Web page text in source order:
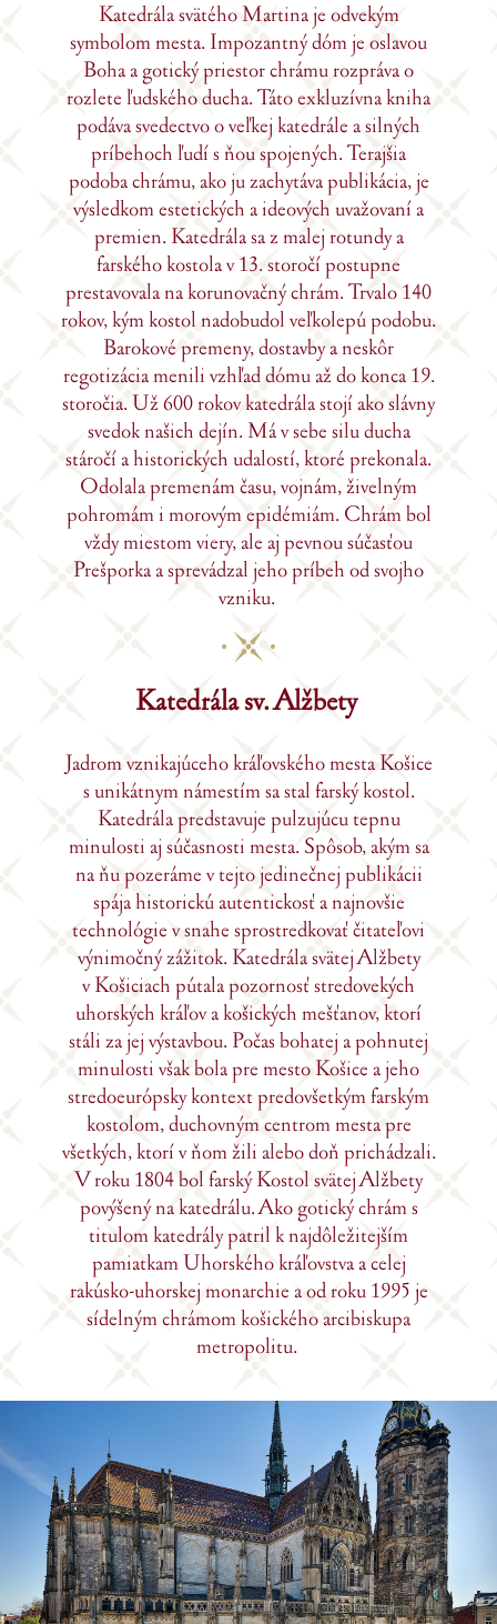
Katedrála svätého Martina je odvekým
symbolom mesta. Impozantný dóm je oslavou
Boha a gotický priestor chrámu rozpráva o
rozlete ľudského ducha. Táto exkluzívna kniha
podáva svedectvo o veľkej katedrále a silných
príbehoch ľudí s ňou spojených. Terajšia
podoba chrámu, ako ju zachytáva publikácia, je
výsledkom estetických a ideových uvažovaní a
premien. Katedrála sa z malej rotundy a
farského kostola v 13. storočí postupne
prestavovala na korunovačný chrám. Trvalo 140
rokov, kým kostol nadobudol veľkolepú podobu.
Barokové premeny, dostavby a neskôr
regotizácia menili vzhľad dómu až do konca 19.
storočia. Už 600 rokov katedrála stojí ako slávny
svedok našich dejín. Má v sebe silu ducha
stáročí a historických udalostí, ktoré prekonala.
Odolala premenám času, vojnám, živelným
pohromám i morovým epidémiám. Chrám bol
vždy miestom viery, ale aj pevnou súčasťou
Prešporka a sprevádzal jeho príbeh od svojho
vzniku.
Katedrála sv. Alžbety
Jadrom vznikajúceho kráľovského mesta Košice
s unikátnym námestím sa stal farský kostol.
Katedrála predstavuje pulzujúcu tepnu
minulosti aj súčasnosti mesta. Spôsob, akým sa
na ňu pozeráme v tejto jedinečnej publikácii
spája historickú autentickosť a najnovšie
technológie v snahe sprostredkovať čitateľovi
výnimočný zážitok. Katedrála svätej Alžbety
v Košiciach pútala pozornosť stredovekých
uhorských kráľov a košických mešťanov, ktorí
stáli za jej výstavbou. Počas bohatej a pohnutej
minulosti však bola pre mesto Košice a jeho
stredoeurópsky kontext predovšetkým farským
kostolom, duchovným centrom mesta pre
všetkých, ktorí v ňom žili alebo doň prichádzali.
V roku 1804 bol farský Kostol svätej Alžbety
povýšený na katedrálu. Ako gotický chrám s
titulom katedrály patril k najdôležitejším
pamiatkam Uhorského kráľovstva a celej
rakúsko-uhorskej monarchie a od roku 1995 je
sídelným chrámom košického arcibiskupa
metropolitu.